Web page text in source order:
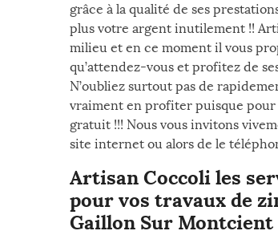
grâce à la qualité de ses
plus votre argent inutilement !!
milieu et en ce moment il vous
qu’attendez-vous et profitez de
N’oubliez surtout pas de
vraiment en profiter puisque
gratuit !!! Nous vous invitons
site internet ou alors de le
Artisan Coccoli les
pour vos travaux de
Gaillon Sur Montcient